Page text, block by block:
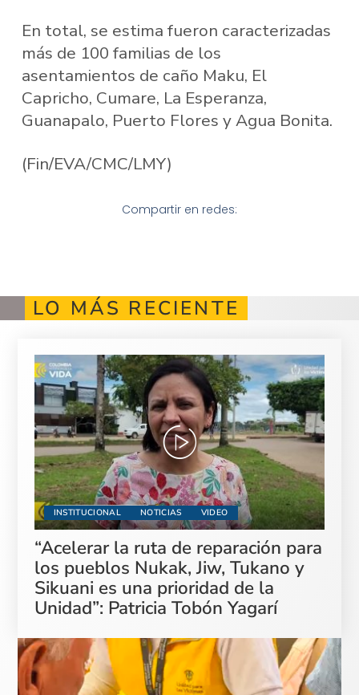
En total, se estima fueron caracterizadas
más de 100 familias de los
asentamientos de caño Maku, El
Capricho, Cumare, La Esperanza,
Guanapalo, Puerto Flores y Agua Bonita.
(Fin/EVA/CMC/LMY)
Compartir en redes:
LO MÁS RECIENTE
INSTITUCIONAL NOTICIAS VIDEO
“Acelerar la ruta de reparación para
los pueblos Nukak, Jiw, Tukano y
Sikuani es una prioridad de la
Unidad”: Patricia Tobón Yagarí